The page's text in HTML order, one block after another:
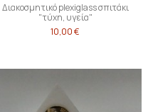
Διακοσμητικό plexiglass σπιτάκι
"τύχη, υγεία"
10,00 €